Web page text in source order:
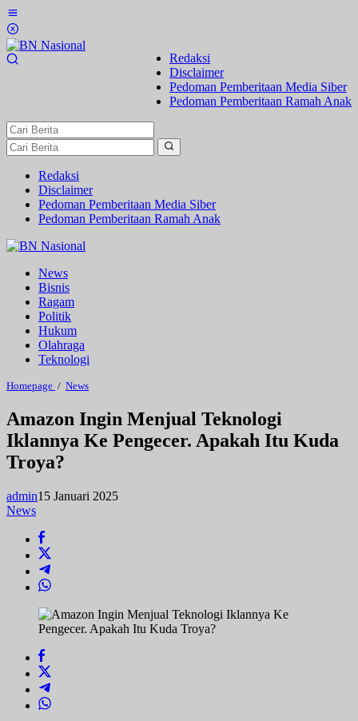
Lewati
ke
konten
Redaksi
Disclaimer
Pedoman Pemberitaan Media Siber
Pedoman Pemberitaan Ramah Anak
Redaksi
Disclaimer
Pedoman Pemberitaan Media Siber
Pedoman Pemberitaan Ramah Anak
News
Bisnis
Ragam
Politik
Hukum
Olahraga
Teknologi
Homepage / NewsAmazon
Menjual
Teknologi
Iklannya
Ke
Kuda
Amazon Ingin Menjual Teknologi
Iklannya Ke Pengecer. Apakah Itu Kuda
Troya?
admin15 Januari 2025
News